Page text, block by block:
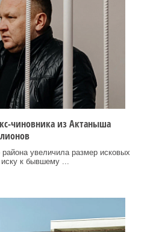
чиновника из Актаныша
увеличила размер исковых
иску к бывшему ...